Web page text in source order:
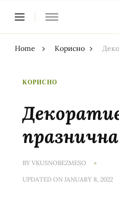
Home Корисно
КОРИСНО
BY VKUSNOBEZMESO
UPDATED ON JANUARY 8, 2022